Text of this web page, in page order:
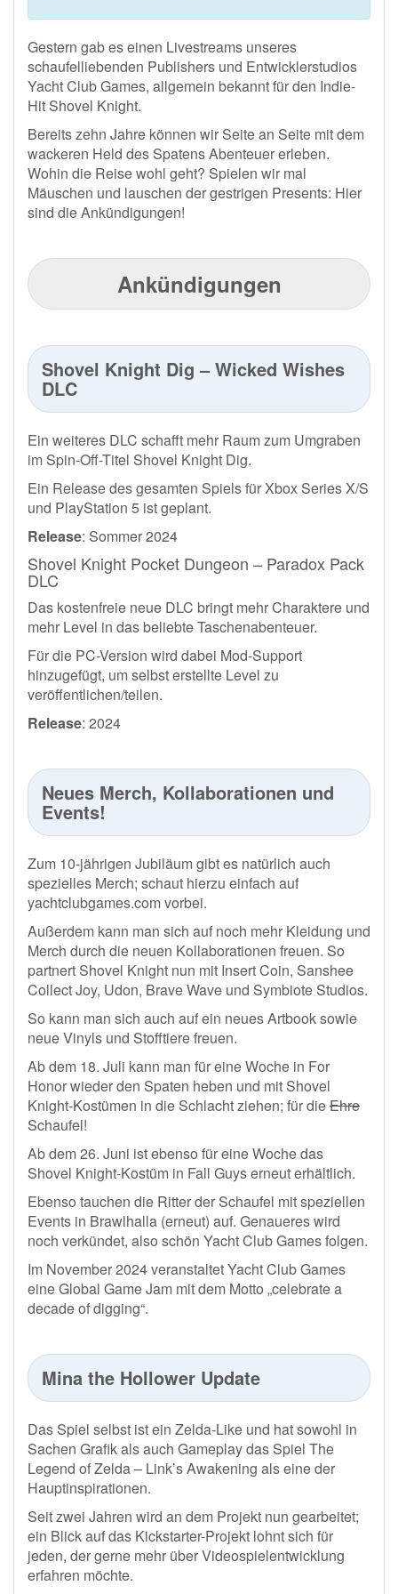
Gestern gab es einen Livestreams unseres
schaufelliebenden Publishers und Entwicklerstudios
Yacht Club Games, allgemein bekannt für den Indie-
Hit Shovel Knight.
Bereits zehn Jahre können wir Seite an Seite mit dem
wackeren Held des Spatens Abenteuer erleben.
Wohin die Reise wohl geht? Spielen wir mal
Mäuschen und lauschen der gestrigen Presents: Hier
sind die Ankündigungen!
Ankündigungen
Shovel Knight Dig – Wicked Wishes
DLC
Ein weiteres DLC schafft mehr Raum zum Umgraben
im Spin-Off-Titel Shovel Knight Dig.
Ein Release des gesamten Spiels für Xbox Series X/S
und PlayStation 5 ist geplant.
Release: Sommer 2024
Shovel Knight Pocket Dungeon – Paradox Pack
DLC
Das kostenfreie neue DLC bringt mehr Charaktere und
mehr Level in das beliebte Taschenabenteuer.
Für die PC-Version wird dabei Mod-Support
hinzugefügt, um selbst erstellte Level zu
veröffentlichen/teilen.
Release: 2024
Neues Merch, Kollaborationen und
Events!
Zum 10-jährigen Jubiläum gibt es natürlich auch
spezielles Merch; schaut hierzu einfach auf
yachtclubgames.com vorbei.
Außerdem kann man sich auf noch mehr Kleidung und
Merch durch die neuen Kollaborationen freuen. So
partnert Shovel Knight nun mit Insert Coin, Sanshee
Collect Joy, Udon, Brave Wave und Symbiote Studios.
So kann man sich auch auf ein neues Artbook sowie
neue Vinyls und Stofftiere freuen.
Ab dem 18. Juli kann man für eine Woche in For
Honor wieder den Spaten heben und mit Shovel
Knight-Kostümen in die Schlacht ziehen; für dieEhre
Schaufel!
Ab dem 26. Juni ist ebenso für eine Woche das
Shovel Knight-Kostüm in Fall Guys erneut erhältlich.
Ebenso tauchen die Ritter der Schaufel mit speziellen
Events in Brawlhalla (erneut) auf. Genaueres wird
noch verkündet, also schön Yacht Club Games folgen.
Im November 2024 veranstaltet Yacht Club Games
eine Global Game Jam mit dem Motto „celebrate a
decade of digging“.
Mina the Hollower Update
Das Spiel selbst ist ein Zelda-Like und hat sowohl in
Sachen Grafik als auch Gameplay das Spiel The
Legend of Zelda – Link’s Awakening als eine der
Hauptinspirationen.
Seit zwei Jahren wird an dem Projekt nun gearbeitet;
ein Blick auf das Kickstarter-Projekt lohnt sich für
jeden, der gerne mehr über Videospielentwicklung
erfahren möchte.